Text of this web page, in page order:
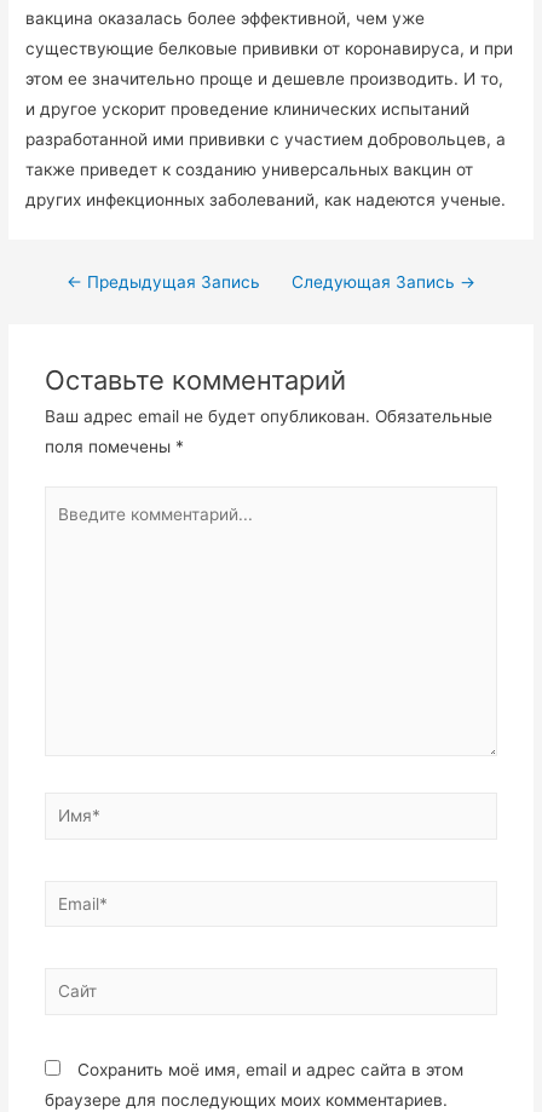
вакцина оказалась более эффективной, чем уже
существующие белковые прививки от коронавируса, и при
этом ее значительно проще и дешевле производить. И то,
и другое ускорит проведение клинических испытаний
разработанной ими прививки с участием добровольцев, а
также приведет к созданию универсальных вакцин от
других инфекционных заболеваний, как надеются ученые.
← Предыдущая Запись Следующая Запись →
Оставьте комментарий
Ваш адрес email не будет опубликован. Обязательные
поля помечены *
Сохранить моё имя, email и адрес сайта в этом
браузере для последующих моих комментариев.